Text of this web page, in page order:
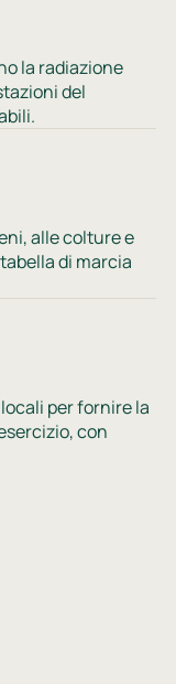
la radiazione
del
alle colture e
di marcia
per fornire la
con